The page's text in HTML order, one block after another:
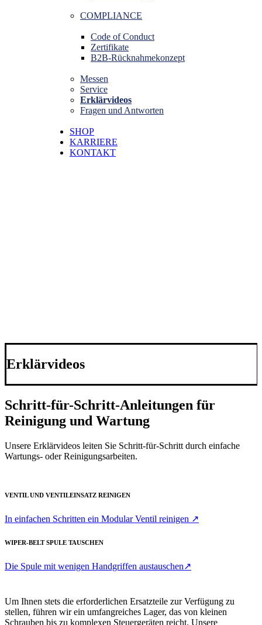
COMPLIANCE
Code of Conduct
Zertifikate
B2B-Rücknahmekonzept
Messen
Service
Erklärvideos
Fragen und Antworten
SHOP
KARRIERE
KONTAKT
Erklärvideos
Schritt-für-Schritt-Anleitungen für
Reinigung und Wartung
Unsere Erklärvideos leiten Sie Schritt-für-Schritt durch einfache
Wartungs- oder Reinigungsarbeiten.
VENTIL UND VENTILEINSATZ REINIGEN
In einfachen Schritten ein Modular Ventil reinigen ↗
WIPER-BELT SPULE TAUSCHEN
Die Spule mit wenigen Handgriffen austauschen↗
Um Ihnen stets die erforderlichen Ersatzteile zur Verfügung zu
stellen, führen wir ein umfangreiches Lager, das von kleinen
Schrauben bis zu komplexen Steuergeräten reicht. Unsere